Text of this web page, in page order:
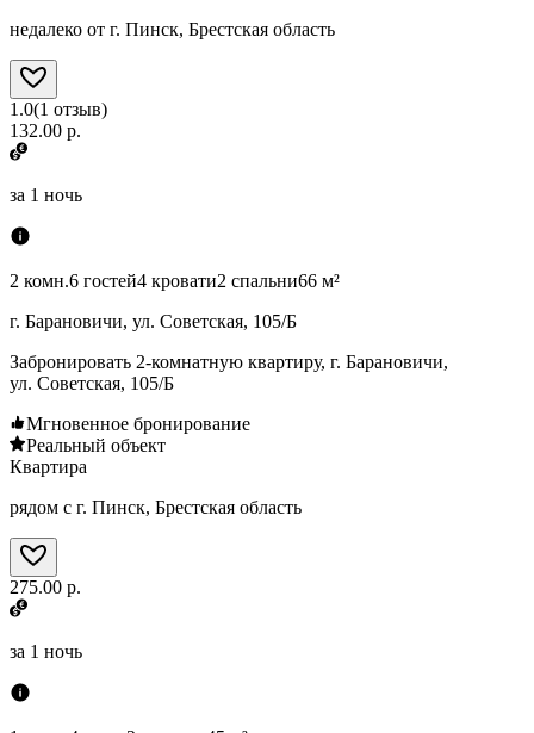
недалеко от г. Пинск, Брестская область
1.0(1 отзыв)
132.00 р.
за 1 ночь
2 комн.6 гостей4 кровати2 спальни66 м²
г. Барановичи, ул. Советская, 105/Б
Забронировать 2-комнатную квартиру, г. Барановичи,
ул. Советская, 105/Б
Мгновенное бронирование
Реальный объект
Квартира
рядом с г. Пинск, Брестская область
275.00 р.
за 1 ночь